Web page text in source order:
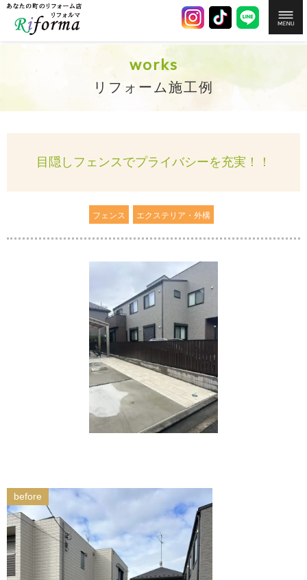
works
リフォーム施工例
目隠しフェンスでプライバシーを充実！！
フェンス エクステリア・外構
before